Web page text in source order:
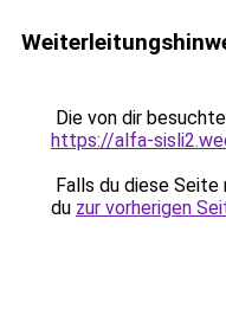
Die von dir
https://alfa-
Falls du diese
du zur vorherigen